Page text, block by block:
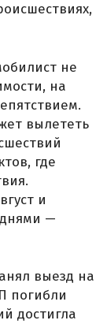
не
на
вылететь
где
и
—
выезд на
погибли
достигла